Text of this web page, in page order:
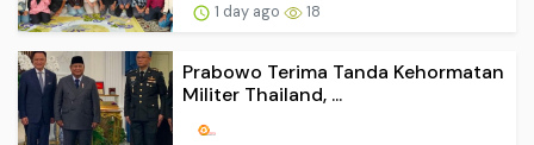
1 day ago 18
Prabowo Terima Tanda Kehormatan
Militer Thailand, ...